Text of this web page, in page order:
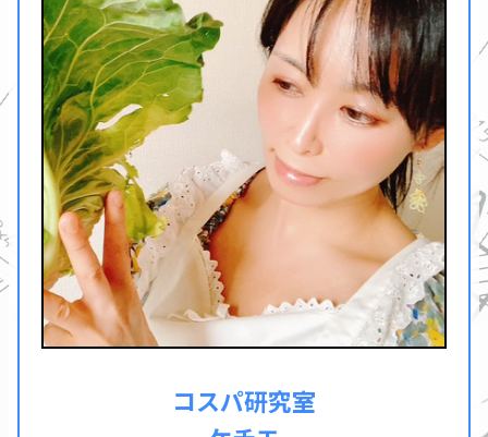
コスパ研究室